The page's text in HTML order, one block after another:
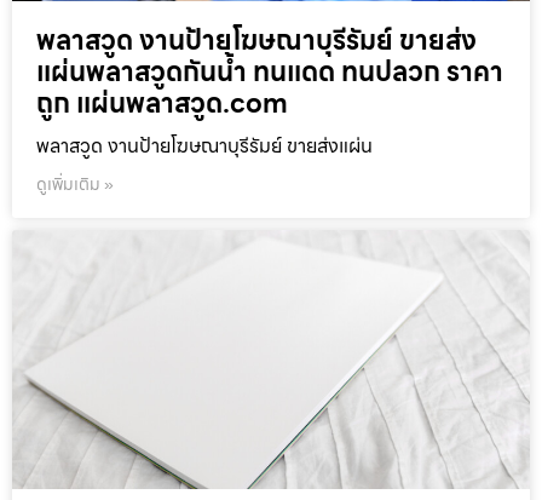
พลาสวูด งานป้ายโฆษณาบุรีรัมย์ ขายส่ง
แผ่นพลาสวูดกันน้ำ ทนแดด ทนปลวก ราคา
ถูก แผ่นพลาสวูด.com
พลาสวูด งานป้ายโฆษณาบุรีรัมย์ ขายส่งแผ่น
ดูเพิ่มเติม »